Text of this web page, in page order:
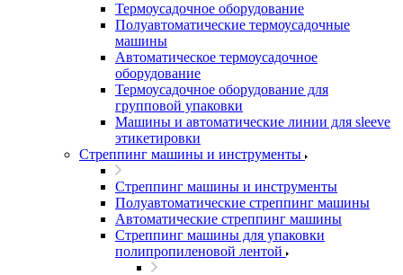
Термоусадочное оборудование
Полуавтоматические термоусадочные
машины
Автоматическое термоусадочное
оборудование
Термоусадочное оборудование для
групповой упаковки
Машины и автоматические линии для sleeve
этикетировки
Стреппинг машины и инструменты
Стреппинг машины и инструменты
Полуавтоматические стреппинг машины
Автоматические стреппинг машины
Стреппинг машины для упаковки
полипропиленовой лентой